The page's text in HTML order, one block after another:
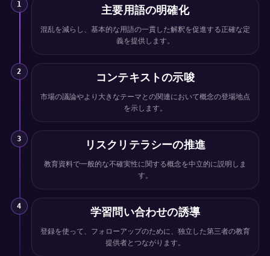
1 主要用語の明確化
混乱を減らし、基本的な用語の一貫した解釈を促進する正確な定
義を提供します。
2 コンテキストの示唆
市場の議論やより大きなテーマとの関連において概念の登場地点
を示します。
3 リスクリテラシーの推進
教育資料で一般的な不確実性に関する概念を中立的に説明しま
す。
4 学習問い合わせの誘導
登録を使って、フォローアップのために、独立した第三者の教育
提供者とつながります。